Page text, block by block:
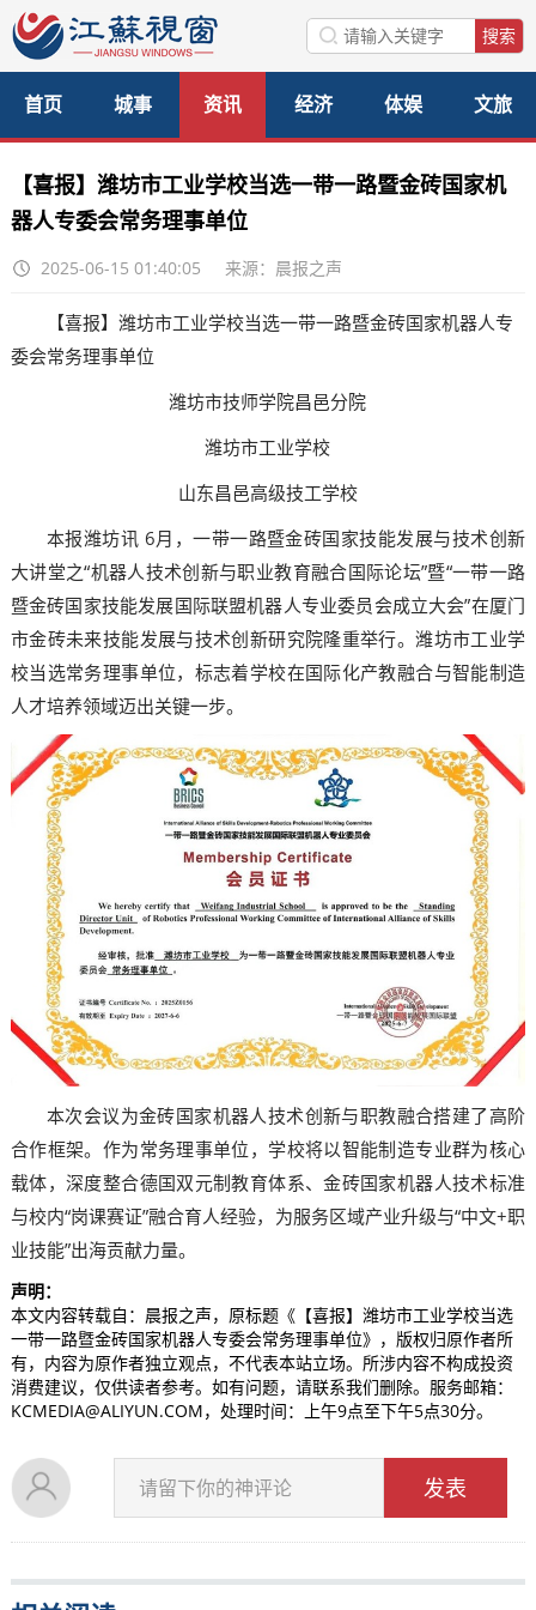
首页 城事 资讯 经济 体娱 文旅
美食 公益 访谈
【喜报】潍坊市工业学校当选一带一路暨金砖国家机
器人专委会常务理事单位
2025-06-15 01:40:05 来源：晨报之声
【喜报】潍坊市工业学校当选一带一路暨金砖国家机器人专
委会常务理事单位
潍坊市技师学院昌邑分院
潍坊市工业学校
山东昌邑高级技工学校
本报潍坊讯 6月，一带一路暨金砖国家技能发展与技术创新
大讲堂之“机器人技术创新与职业教育融合国际论坛”暨“一带一路
暨金砖国家技能发展国际联盟机器人专业委员会成立大会”在厦门
市金砖未来技能发展与技术创新研究院隆重举行。潍坊市工业学
校当选常务理事单位，标志着学校在国际化产教融合与智能制造
人才培养领域迈出关键一步。
本次会议为金砖国家机器人技术创新与职教融合搭建了高阶
合作框架。作为常务理事单位，学校将以智能制造专业群为核心
载体，深度整合德国双元制教育体系、金砖国家机器人技术标准
与校内“岗课赛证”融合育人经验，为服务区域产业升级与“中文+职
业技能”出海贡献力量。
声明：
本文内容转载自：晨报之声，原标题《【喜报】潍坊市工业学校当选
一带一路暨金砖国家机器人专委会常务理事单位》，版权归原作者所
有，内容为原作者独立观点，不代表本站立场。所涉内容不构成投资
消费建议，仅供读者参考。如有问题，请联系我们删除。服务邮箱：
KCMEDIA@ALIYUN.COM，处理时间：上午9点至下午5点30分。
请留下你的神评论 发表